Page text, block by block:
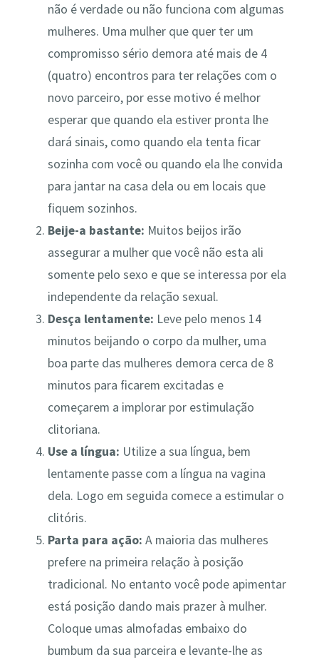
não é verdade ou não funciona com algumas
mulheres. Uma mulher que quer ter um
compromisso sério demora até mais de 4
(quatro) encontros para ter relações com o
novo parceiro, por esse motivo é melhor
esperar que quando ela estiver pronta lhe
dará sinais, como quando ela tenta ficar
sozinha com você ou quando ela lhe convida
para jantar na casa dela ou em locais que
fiquem sozinhos.
Beije-a bastante: Muitos beijos irão
assegurar a mulher que você não esta ali
somente pelo sexo e que se interessa por ela
independente da relação sexual.
Desça lentamente: Leve pelo menos 14
minutos beijando o corpo da mulher, uma
boa parte das mulheres demora cerca de 8
minutos para ficarem excitadas e
começarem a implorar por estimulação
clitoriana.
Use a língua: Utilize a sua língua, bem
lentamente passe com a língua na vagina
dela. Logo em seguida comece a estimular o
clitóris.
Parta para ação: A maioria das mulheres
prefere na primeira relação à posição
tradicional. No entanto você pode apimentar
está posição dando mais prazer à mulher.
Coloque umas almofadas embaixo do
bumbum da sua parceira e levante-lhe as